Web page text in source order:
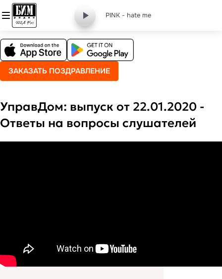
PINK - hate me
ЗАКАЗАТЬ ПОЗДРАВЛЕНИЕ
УправДом: выпуск от 22.01.2020 -
Ответы на вопросы слушателей